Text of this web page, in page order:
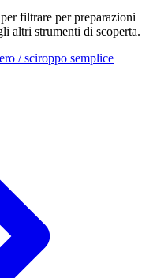
filtrare per preparazioni
altri strumenti di scoperta.
/ sciroppo semplice